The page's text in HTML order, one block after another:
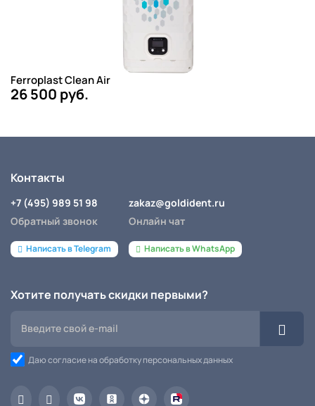
Ferroplast Clean Air
26 500 руб.
Контакты
+7 (495) 989 51 98
Обратный звонок
Написать в Telegram
zakaz@goldident.ru
Онлайн чат
Написать в WhatsApp
Хотите получать скидки первыми?
Даю согласие на обработку персональных данных